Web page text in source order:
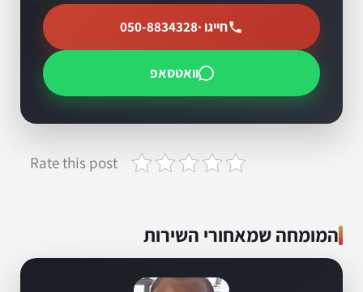
חייגו ·050-8834328
וואטסאפ
Rate this post
המומחה שמאחורי השירות